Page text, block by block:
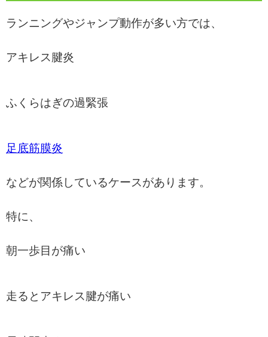
ランニングやジャンプ動作が多い方では、
アキレス腱炎
ふくらはぎの過緊張
足底筋膜炎
などが関係しているケースがあります。
特に、
朝一歩目が痛い
走るとアキレス腱が痛い